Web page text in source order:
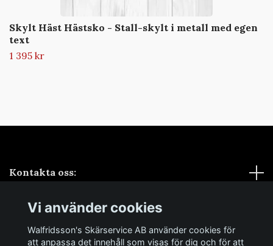
Skylt Häst Hästsko - Stall-skylt i metall med egen
text
1 395 kr
Kontakta oss:
Sociala medier
Samarbeten
Vi använder cookies
Walfridsson's Skärservice AB använder cookies för
att anpassa det innehåll som visas för dig och för att